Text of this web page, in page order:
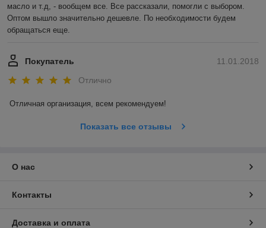
масло и т.д, - вообщем все. Все рассказали, помогли с выбором.
Оптом вышло значительно дешевле. По необходимости будем
обращаться еще.
11.01.2018
Покупатель
Отлично
Отличная организация, всем рекомендуем!
Показать все отзывы
О нас
Контакты
Доставка и оплата